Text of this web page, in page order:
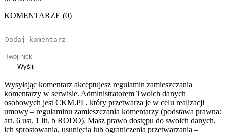
KOMENTARZE (0)
Wyślij
Wysyłając komentarz akceptujesz regulamin zamieszczania
komentarzy w serwisie. Administratorem Twoich danych
osobowych jest CKM.PL, który przetwarza je w celu realizacji
umowy – regulaminu zamieszczania komentarzy (podstawa prawna:
art. 6 ust. 1 lit. b RODO). Masz prawo dostępu do swoich danych,
ich sprostowania, usunięcia lub ograniczenia przetwarzania –